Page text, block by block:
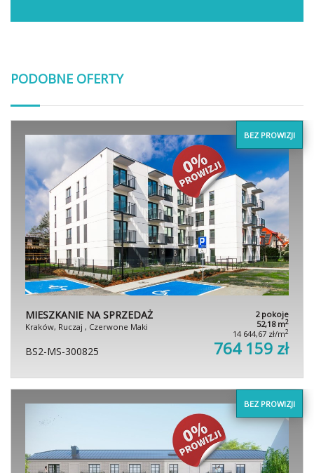
PODOBNE OFERTY
BEZ PROWIZJI
MIESZKANIE NA SPRZEDAŻ
Kraków, Ruczaj , Czerwone Maki
2 pokoje
52,18 m2
14 644,67 zł/m2
BS2-MS-300825 764 159 zł
BEZ PROWIZJI